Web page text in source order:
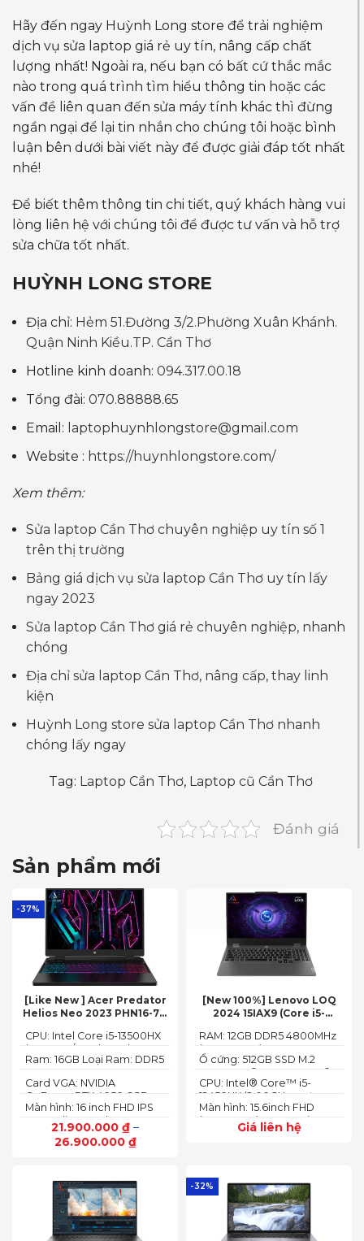
Hãy đến ngay Huỳnh Long store để trải nghiệm
dịch vụ sửa laptop giá rẻ uy tín, nâng cấp chất
lượng nhất! Ngoài ra, nếu bạn có bất cứ thắc mắc
nào trong quá trình tìm hiểu thông tin hoặc các
vấn đề liên quan đến sửa máy tính khác thì đừng
ngần ngại để lại tin nhắn cho chúng tôi hoặc bình
luận bên dưới bài viết này để được giải đáp tốt nhất
nhé!
Để biết thêm thông tin chi tiết, quý khách hàng vui
lòng liên hệ với chúng tôi để được tư vấn và hỗ trợ
sửa chữa tốt nhất.
HUỲNH LONG STORE
Địa chỉ: Hẻm 51.Đường 3/2.Phường Xuân Khánh.
Quận Ninh Kiều.TP. Cần Thơ
Hotline kinh doanh: 094.317.00.18
Tổng đài: 070.88888.65
Email: laptophuynhlongstore@gmail.com
Website : https://huynhlongstore.com/
Xem thêm:
Sửa laptop Cần Thơ chuyên nghiệp uy tín số 1
trên thị trường
Bảng giá dịch vụ sửa laptop Cần Thơ uy tín lấy
ngay 2023
Sửa laptop Cần Thơ giá rẻ chuyên nghiệp, nhanh
chóng
Địa chỉ sửa laptop Cần Thơ, nâng cấp, thay linh
kiện
Huỳnh Long store sửa laptop Cần Thơ nhanh
chóng lấy ngay
Tag: Laptop Cần Thơ, Laptop cũ Cần Thơ
Đánh giá
Sản phẩm mới
-37%
[Like New ] Acer Predator
Helios Neo 2023 PHN16-71-
16GB, 512GB, RTX 4050 6GB,
16″ FHD 165Hz)
21.900.000 ₫ –
26.900.000 ₫
Màn hình: 16 inch FHD IPS
165Hz SlimBezel, sRGB
100%, Acer ComfyView,
500 nits
Card VGA: NVIDIA
GeForce RTX 4050 6GB
(140W)
Ram: 16GB Loại Ram: DDR5
CPU: Intel Core i5-13500HX
(14 Cores/ 20 Threads, up
to 4.70 GHz, 24MB)
[New 100%] Lenovo LOQ
2024 15IAX9 (Core i5-
3050 6GB, 15.6″ FHD 144Hz)
Giá liên hệ
Màn hình: 15.6inch FHD
(1920x1080) IPS 300nits
Anti-glare, 100%sRGB,
CPU: Intel® Core™ i5-
12450HX (2.00GHz up to
4.40GHz, 12MB Cache)
Ổ cứng: 512GB SSD M.2
2242 PCIe® 4.0x4 NVMe®
RAM: 12GB DDR5 4800MHz
(up to 32GB)
-32%